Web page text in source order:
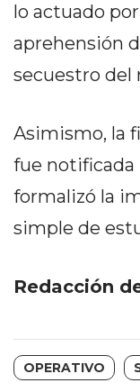
PRIVACIDAD
MAPA
DEL
TAPA
DEL
REPORTERO
DEPORTIVO
DE
MEDIOS
INFOPBA
lo actuado
aprehensión
secuestro del
Asimismo, la
fue notificada
formalizó la
simple de
Redacción
OPERATIVO